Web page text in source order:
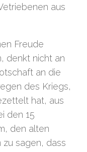
aus
Freude
denkt nicht an
an die
des Kriegs,
hat, aus
den 15
den alten
sagen, dass